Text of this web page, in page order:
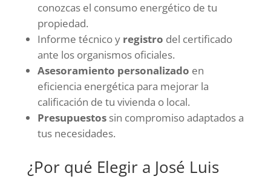
conozcas el consumo energético de tu
propiedad.
Informe técnico y registro del certificado
ante los organismos oficiales.
Asesoramiento personalizado en
eficiencia energética para mejorar la
calificación de tu vivienda o local.
Presupuestossin compromiso adaptados a
tus necesidades.
¿Por qué Elegir a José Luis